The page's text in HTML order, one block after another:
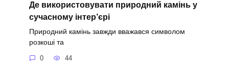
Де використовувати природний камінь у
сучасному інтер’єрі
Природний камінь завжди вважався символом
розкоші та
0 44